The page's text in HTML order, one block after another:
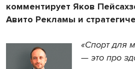
комментирует Яков
Авито Рекламы и
«Спорт для
— это про